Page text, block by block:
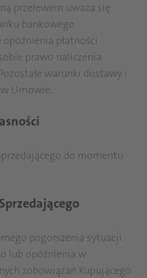
przelewem uważa się
bankowego
opóźnienia płatności
prawo naliczenia
warunki dostawy i
Umowie.
do momentu
pogorszenia sytuacji
lub opóźnienia w
zobowiązań Kupującego